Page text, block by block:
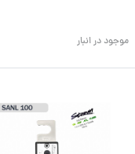
موجود در انبار